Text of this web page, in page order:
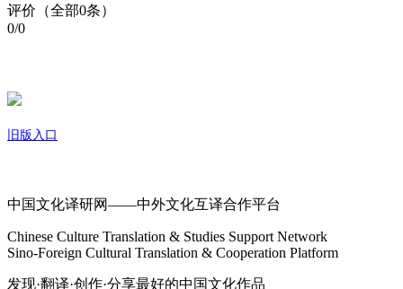
评价（全部0条）
0/0
旧版入口
中国文化译研网——中外文化互译合作平台
Chinese Culture Translation & Studies Support Network
Sino-Foreign Cultural Translation & Cooperation Platform
发现·翻译·创作·分享最好的中国文化作品